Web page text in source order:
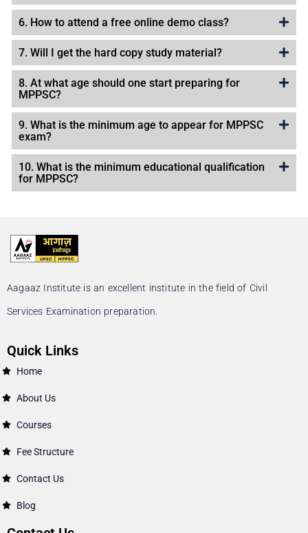
6. How to attend a free online demo class?
7. Will I get the hard copy study material?
8. At what age should one start preparing for
MPPSC?
9. What is the minimum age to appear for MPPSC
exam?
10. What is the minimum educational qualification
for MPPSC?
Aagaaz Institute is an excellent institute in the field of Civil
Services Examination preparation.
Quick Links
Home
About Us
Courses
Fee Structure
Contact Us
Blog